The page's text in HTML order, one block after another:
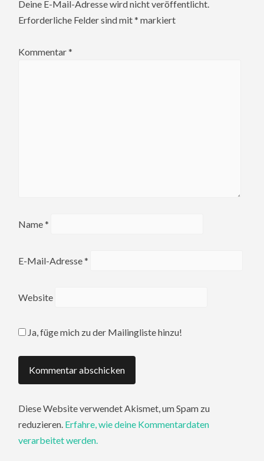
Deine E-Mail-Adresse wird nicht veröffentlicht.
Erforderliche Felder sind mit* markiert
Kommentar*
Name*
E-Mail-Adresse*
Website
Ja, füge mich zu der Mailingliste hinzu!
Diese Website verwendet Akismet, um Spam zu
reduzieren. Erfahre, wie deine Kommentardaten
verarbeitet werden.